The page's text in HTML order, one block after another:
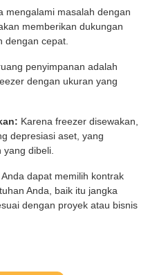
mengalami masalah dengan
memberikan dukungan
dengan cepat.
penyimpanan adalah
dengan ukuran yang
Karena freezer disewakan,
depresiasi aset, yang
dibeli.
Anda dapat memilih kontrak
Anda, baik itu jangka
dengan proyek atau bisnis